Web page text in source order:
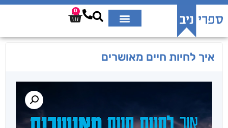
0
איך לחיות חיים מאושרים